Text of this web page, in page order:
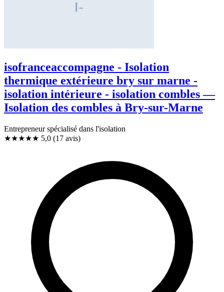
isofranceaccompagne - Isolation
thermique extérieure bry sur marne -
isolation intérieure - isolation combles —
Isolation des combles à Bry-sur-Marne
Entrepreneur spécialisé dans l'isolation
★★★★★ 5,0 (17 avis)